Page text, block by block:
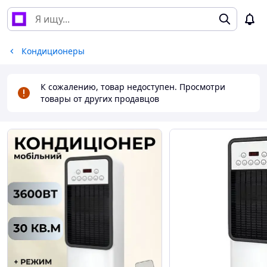
Кондиционеры
К сожалению, товар недоступен. Просмотри
товары от других продавцов